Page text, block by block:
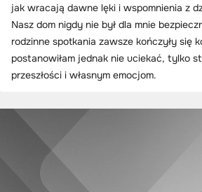
jak wracają dawne lęki i wspomnienia z
Nasz dom nigdy nie był dla mnie
rodzinne spotkania zawsze kończyły się
postanowiłam jednak nie uciekać, tylko
przeszłości i własnym emocjom.